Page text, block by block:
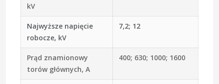
kV
Najwyższe napięcie
robocze, kV
7,2; 12
Prąd znamionowy
torów głównych, A
400; 630; 1000; 1600